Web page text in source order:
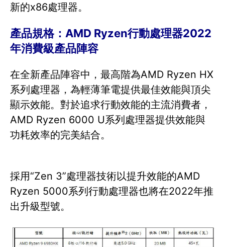
新的x86處理器。
產品規格：AMD Ryzen行動處理器2022
年消費級產品陣容
在全新產品陣容中，最高階為AMD Ryzen HX
系列處理器，為輕薄筆電提供最佳效能與頂尖
顯示效能。對於追求行動效能的主流消費者，
AMD Ryzen 6000 U系列處理器提供效能與
功耗效率的完美結合。
採用“Zen 3”處理器技術以提升效能的AMD
Ryzen 5000系列行動處理器也將在2022年推
出升級型號。